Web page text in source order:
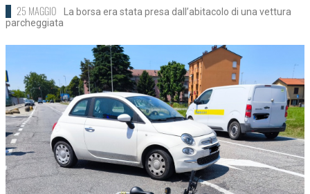
25 MAGGIO
La borsa era stata presa dall’abitacolo di una vettura
parcheggiata